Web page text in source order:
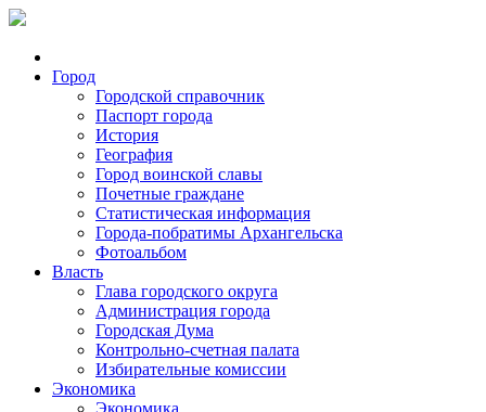
Город
Городской справочник
Паспорт города
История
География
Город воинской славы
Почетные граждане
Статистическая информация
Города-побратимы Архангельска
Фотоальбом
Власть
Глава городского округа
Администрация города
Городская Дума
Контрольно-счетная палата
Избирательные комиссии
Экономика
Экономика